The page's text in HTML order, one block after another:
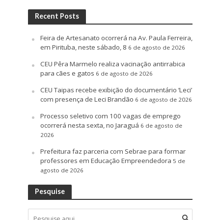
Recent Posts
Feira de Artesanato ocorrerá na Av. Paula Ferreira,
em Pirituba, neste sábado, 8 6 de agosto de 2026
CEU Pêra Marmelo realiza vacinação antirrabica
para cães e gatos 6 de agosto de 2026
CEU Taipas recebe exibição do documentário ‘Leci’
com presença de Leci Brandão 6 de agosto de 2026
Processo seletivo com 100 vagas de emprego
ocorrerá nesta sexta, no Jaraguá 6 de agosto de
2026
Prefeitura faz parceria com Sebrae para formar
professores em Educação Empreendedora 5 de
agosto de 2026
Pesquise